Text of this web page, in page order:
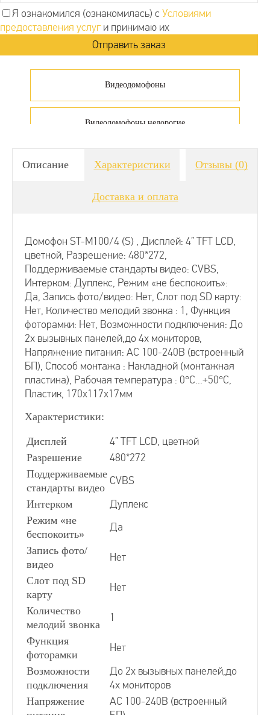
Я ознакомился (ознакомилась) с Условиями
предоставления услуги принимаю их
Видеодомофоны
Видеодомофоны недорогие
Видеодомофоны для дачи
Аналоговые видеодомофоны
Видеодомофоны для квартиры
Видеозвонки для квартиры
Видеодомофоны для частного дома
Видеодомофоны для офиса
Видеодомофоны без трубки
Видеодомофоны с подключением к подъездному
Координатные видеодомофоны
Описание Характеристики Отзывы(0)
Доставка и оплата
Домофон ST-M100/4 (S) , Дисплей: 4” TFT LCD,
цветной, Разрешение: 480*272,
Поддерживаемые стандарты видео: CVBS,
Интерком: Дуплекс, Режим «не беспокоить»:
Да, Запись фото/видео: Нет, Слот под SD карту:
Нет, Количество мелодий звонка : 1, Функция
фоторамки: Нет, Возможности подключения: До
2х вызывных панелей,до 4х мониторов,
Напряжение питания: АС 100-240В (встроенный
БП), Способ монтажа : Накладной (монтажная
пластина), Рабочая температура : 0°С...+50°С,
Пластик, 170х117х17мм
Характеристики:
Дисплей 4” TFT LCD, цветной
Разрешение 480*272
Поддерживаемые
стандарты видео
CVBS
Интерком Дуплекс
Режим «не
беспокоить»
Да
Запись фото/
видео
Нет
Слот под SD
карту
Нет
Количество
мелодий звонка
1
Функция
фоторамки
Нет
Возможности
подключения
До 2х вызывных панелей,до
4х мониторов
Напряжение
АС 100-240В (встроенный